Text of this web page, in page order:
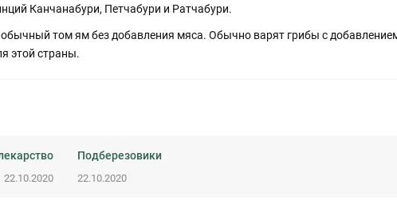
Канчанабури, Петчабури и Ратчабури.
том ям без добавления мяса. Обычно варят грибы с
этой страны.
22.10.2020
Подберезовики
22.10.2020